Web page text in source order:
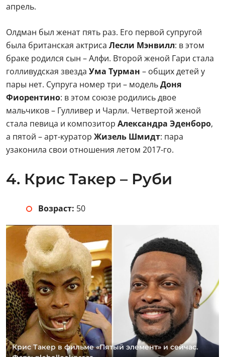
апрель.
Олдман был женат пять раз. Его первой супругой
была британская актриса Лесли Мэнвилл: в этом
браке родился сын – Алфи. Второй женой Гари стала
голливудская звезда Ума Турман – общих детей у
пары нет. Супруга номер три – модельДоня
Фиорентино: в этом союзе родились двое
мальчиков – Гулливер и Чарли. Четвертой женой
стала певица и композитор Александра Эденборо,
а пятой – арт-куратор Жизель Шмидт: пара
узаконила свои отношения летом 2017-го.
4. Крис Такер – Руби
Возраст: 50
Крис Такер в фильме «Пятый элемент» и сейчас.